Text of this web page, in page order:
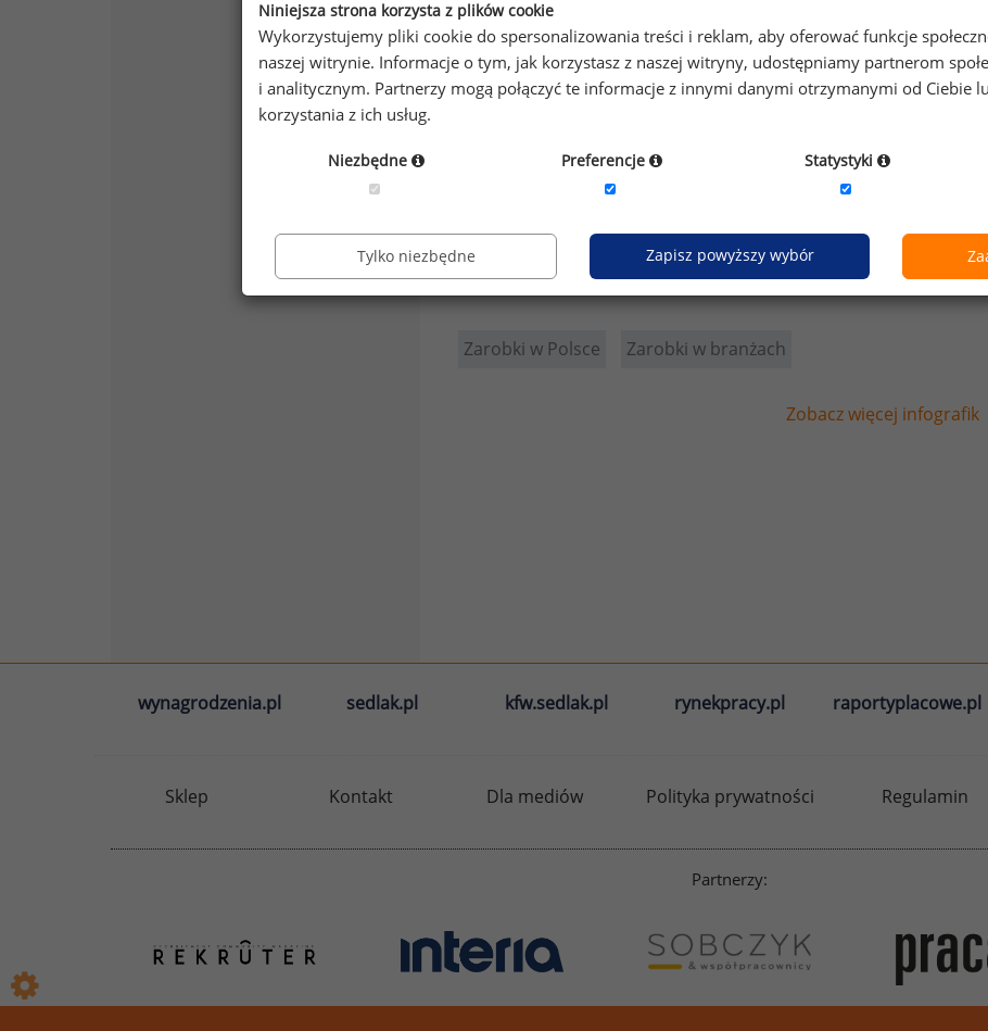
Zarobki w Polsce Zarobki w branżach
Zobacz więcej infografik
wynagrodzenia.pl sedlak.pl kfw.sedlak.pl rynekpracy.pl raportyplacowe.pl
Sklep Kontakt Dla mediów Polityka prywatności Regulamin
Partnerzy:
Niniejsza strona korzysta z plików cookie
Wykorzystujemy pliki cookie do spersonalizowania treści i reklam, aby oferować funkcje
naszej witrynie. Informacje o tym, jak korzystasz z naszej witryny, udostępniamy partnerom
i analitycznym. Partnerzy mogą połączyć te informacje z innymi danymi otrzymanymi od Ciebie
korzystania z ich usług.
Niezbędne Preferencje Statystyki
Tylko niezbędne Zapisz powyższy wybór